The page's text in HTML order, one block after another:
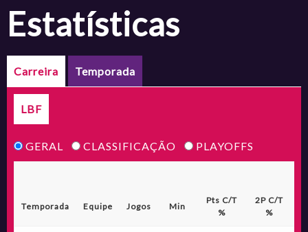
estatísticas
Carreira Temporada
LBF
GERAL CLASSIFICAÇÃO PLAYOFFS
Temporada Equipe Jogos Min
Pts C/T
%
2P C/T
%